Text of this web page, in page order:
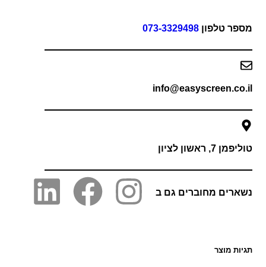
טלפון073-3329498
7, ראשון לציון
מחוברים גם ב
מוצר